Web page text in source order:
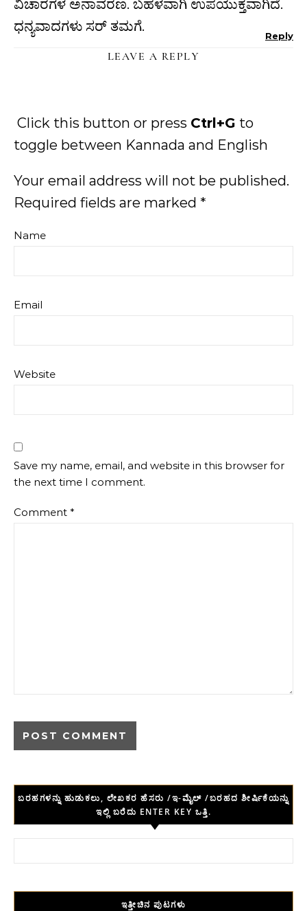
ವಿಚಾರಗಳ ಅನಾವರಣ. ಬಹಳವಾಗಿ ಉಪಯುಕ್ತವಾಗಿದೆ.
ಧನ್ಯವಾದಗಳು ಸರ್ ತಮಗೆ.
Reply
LEAVE A REPLY
Click this button or press Ctrl+G to
toggle between Kannada and English
Your email address will not be published.
Required fields are marked *
Name
Email
Website
Save my name, email, and website in this browser for
the next time I comment.
Comment *
ಬರಹಗಳನ್ನು ಹುಡುಕಲು, ಲೇಖಕರ ಹೆಸರು /ಇ-ಮೈಲ್ /ಬರಹದ ಶೀರ್ಷಿಕೆಯನ್ನು
ಇಲ್ಲಿ ಬರೆದು ENTER KEY ಒತ್ತಿ.
ಇತ್ತೀಚಿನ ಪುಟಗಳು